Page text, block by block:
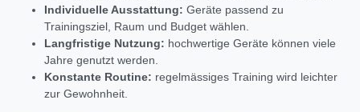
Individuelle Ausstattung: Geräte passend zu
Trainingsziel, Raum und Budget wählen.
Langfristige Nutzung: hochwertige Geräte können viele
Jahre genutzt werden.
Konstante Routine: regelmässiges Training wird leichter
zur Gewohnheit.